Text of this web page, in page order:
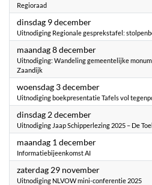
Regioraad
dinsdag 9 december2025
Uitnodiging Regionale gesprekstafel:
maandag 8 december2025
Uitnodiging: Wandeling gemeentelijke
Zaandijk
woensdag 3 december2025
Uitnodiging boekpresentatie Tafels vol
dinsdag 2 december2025
Uitnodiging Jaap Schipperlezing 2025 – De
maandag 1 december2025
Informatiebijeenkomst AI
zaterdag 29 november2025
Uitnodiging NLVOW mini-conferentie 2025